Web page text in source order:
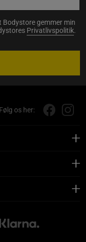
Bodystore gemmer min
Privatlivspolitik.
Følg os her: